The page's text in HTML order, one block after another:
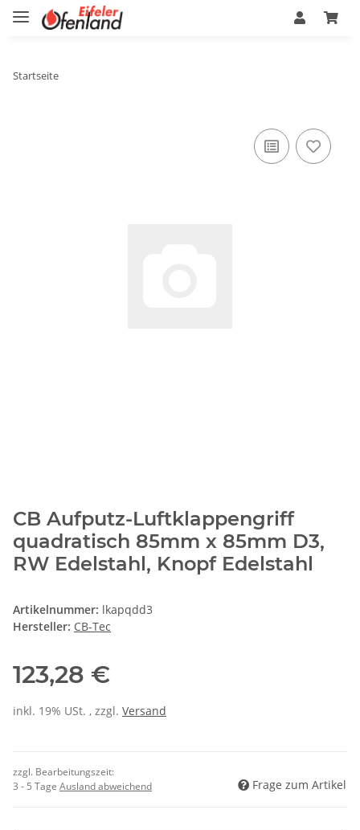
Startseite
CB Aufputz-Luftklappengriff
quadratisch 85mm x 85mm D3,
RW Edelstahl, Knopf Edelstahl
Artikelnummer: lkapqdd3
Hersteller: CB-Tec
123,28 €
inkl. 19% USt. , zzgl. Versand
zzgl. Bearbeitungszeit:
3 - 5 Tage Ausland abweichend Frage zum Artikel